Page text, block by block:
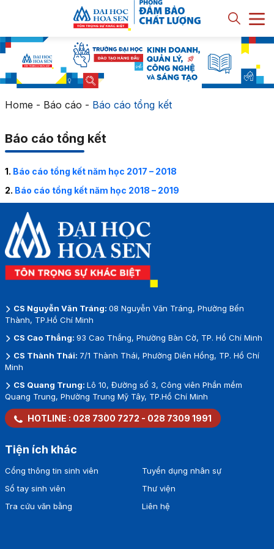
Home - Báo cáo - Báo cáo tổng kết
Báo cáo tổng kết
1. Báo cáo tổng kết năm học 2017 – 2018
2. Báo cáo tổng kết năm học 2018 – 2019
CS Nguyễn Văn Tráng: 08 Nguyễn Văn Tráng, Phường Bến
Thành, TP.Hồ Chí Minh
CS Cao Thắng: 93 Cao Thắng, Phường Bàn Cờ, TP. Hồ Chí Minh
CS Thành Thái: 7/1 Thành Thái, Phường Diên Hồng, TP. Hồ Chí
Minh
CS Quang Trung: Lô 10, Đường số 3, Công viên Phần mềm
Quang Trung, Phường Trung Mỹ Tây, TP.Hồ Chí Minh
HOTLINE : 028 7300 7272 - 028 7309 1991
Tiện ích khác
Cổng thông tin sinh viên
Sổ tay sinh viên
Tra cứu văn bằng
Tuyển dụng nhân sự
Thư viện
Liên hệ